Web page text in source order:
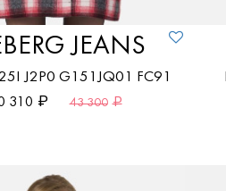
JEANS
J2P0 G151JQ01 FC91
310
43 300